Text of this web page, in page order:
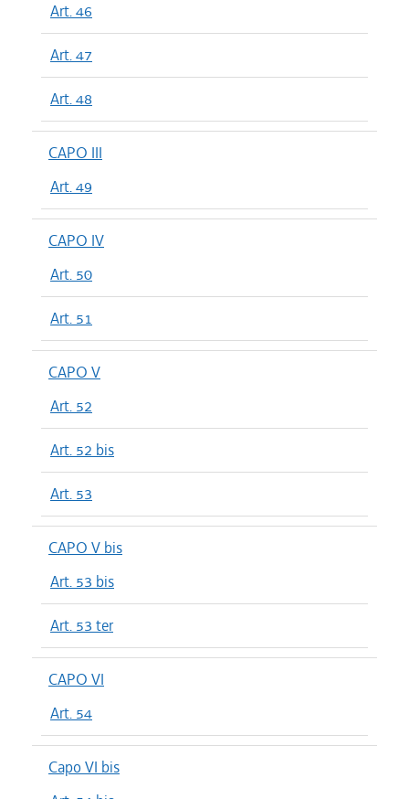
Art. 46
Art. 47
Art. 48
CAPO III
Art. 49
CAPO IV
Art. 50
Art. 51
CAPO V
Art. 52
Art. 52 bis
Art. 53
CAPO V bis
Art. 53 bis
Art. 53 ter
CAPO VI
Art. 54
Capo VI bis